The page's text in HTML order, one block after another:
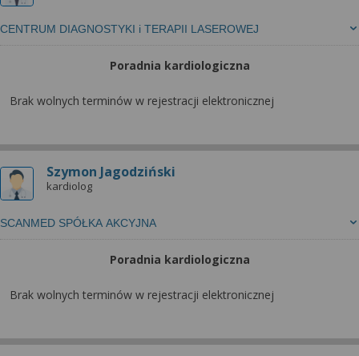
CENTRUM DIAGNOSTYKI i TERAPII LASEROWEJ
Poradnia kardiologiczna
Brak wolnych terminów w rejestracji elektronicznej
Szymon Jagodziński
kardiolog
SCANMED SPÓŁKA AKCYJNA
Poradnia kardiologiczna
Brak wolnych terminów w rejestracji elektronicznej